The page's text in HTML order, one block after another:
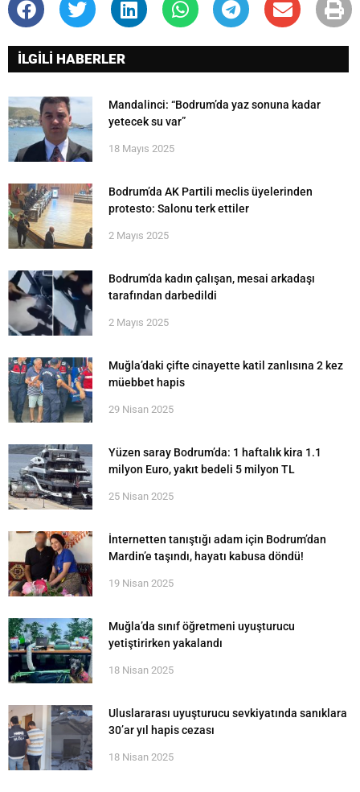
İLGİLİ HABERLER
Mandalinci: “Bodrum’da yaz sonuna kadar
yetecek su var”
18 Mayıs 2025
Bodrum’da AK Partili meclis üyelerinden
protesto: Salonu terk ettiler
2 Mayıs 2025
Bodrum’da kadın çalışan, mesai arkadaşı
tarafından darbedildi
2 Mayıs 2025
Muğla’daki çifte cinayette katil zanlısına 2 kez
müebbet hapis
29 Nisan 2025
Yüzen saray Bodrum’da: 1 haftalık kira 1.1
milyon Euro, yakıt bedeli 5 milyon TL
25 Nisan 2025
İnternetten tanıştığı adam için Bodrum’dan
Mardin’e taşındı, hayatı kabusa döndü!
19 Nisan 2025
Muğla’da sınıf öğretmeni uyuşturucu
yetiştirirken yakalandı
18 Nisan 2025
Uluslararası uyuşturucu sevkiyatında sanıklara
30’ar yıl hapis cezası
18 Nisan 2025